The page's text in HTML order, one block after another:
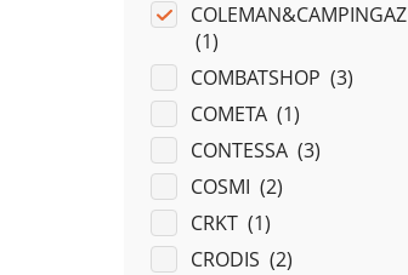
COLEMAN&CAMPINGAZ
(1)
COMBATSHOP (3)
COMETA (1)
CONTESSA (3)
COSMI (2)
CRKT (1)
CRODIS (2)